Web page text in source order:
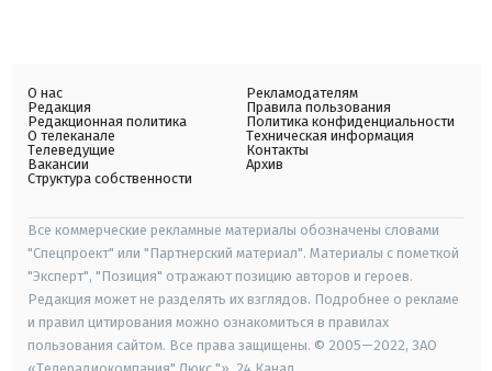
О нас
Редакция
Редакционная политика
О телеканале
Телеведущие
Вакансии
Структура собственности
Рекламодателям
Правила пользования
Политика конфиденциальности
Техническая информация
Контакты
Архив
Все коммерческие рекламные материалы обозначены словами
"Спецпроект" или "Партнерский материал". Материалы с пометкой
"Эксперт", "Позиция" отражают позицию авторов и героев.
Редакция может не разделять их взглядов. Подробнее о рекламе
и правил цитирования можно ознакомиться в правилах
пользования сайтом. Все права защищены. © 2005—2022, ЗАО